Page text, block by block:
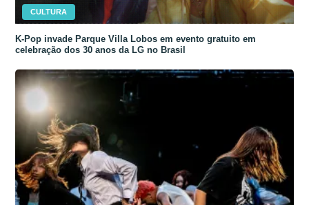
CULTURA
K-Pop invade Parque Villa Lobos em evento gratuito em
celebração dos 30 anos da LG no Brasil